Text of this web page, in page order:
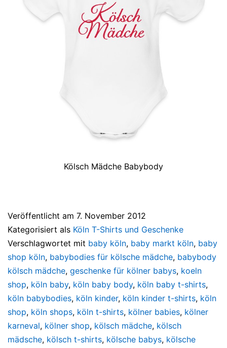
Kölsch Mädche Babybody
Veröffentlicht am 7. November 2012
Kategorisiert als Köln T-Shirts und Geschenke
Verschlagwortet mit baby köln, baby markt köln, baby
shop köln, babybodies für kölsche mädche, babybody
kölsch mädche, geschenke für kölner babys, koeln
shop, köln baby, köln baby body, köln baby t-shirts,
köln babybodies, köln kinder, köln kinder t-shirts, köln
shop, köln shops, köln t-shirts, kölner babies, kölner
karneval, kölner shop, kölsch mädche, kölsch
mädsche, kölsch t-shirts, kölsche babys, kölsche